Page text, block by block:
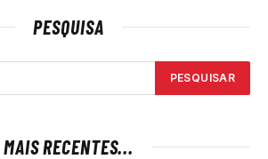
PESQUISA
MAIS RECENTES...